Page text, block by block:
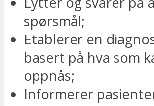
spørsmål;
Etablerer en
basert på hva som
oppnås;
Informerer